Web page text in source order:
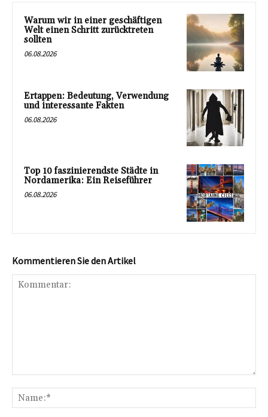
Warum wir in einer geschäftigen
Welt einen Schritt zurücktreten
sollten
06.08.2026
Ertappen: Bedeutung, Verwendung
und interessante Fakten
06.08.2026
Top 10 faszinierendste Städte in
Nordamerika: Ein Reiseführer
06.08.2026
Kommentieren Sie den Artikel